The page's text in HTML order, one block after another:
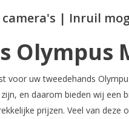
camera's | Inruil
Olympus
voor uw tweedehands
en daarom bieden wij een
prijzen. Veel van